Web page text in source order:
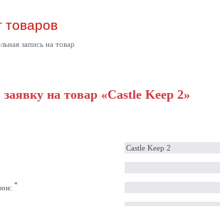
товаров
запись на товар
на товар «Castle Keep 2»
*